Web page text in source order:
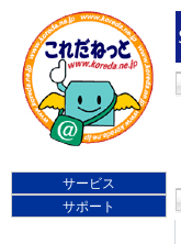
サービス
サポート